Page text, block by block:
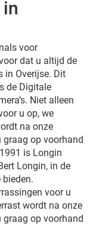
voor
dat u altijd de
in Overijse. Dit
de Digitale
Niet alleen
u op, we
na onze
graag op voorhand
is Longin
Longin, in de
voor u
wordt na onze
graag op voorhand